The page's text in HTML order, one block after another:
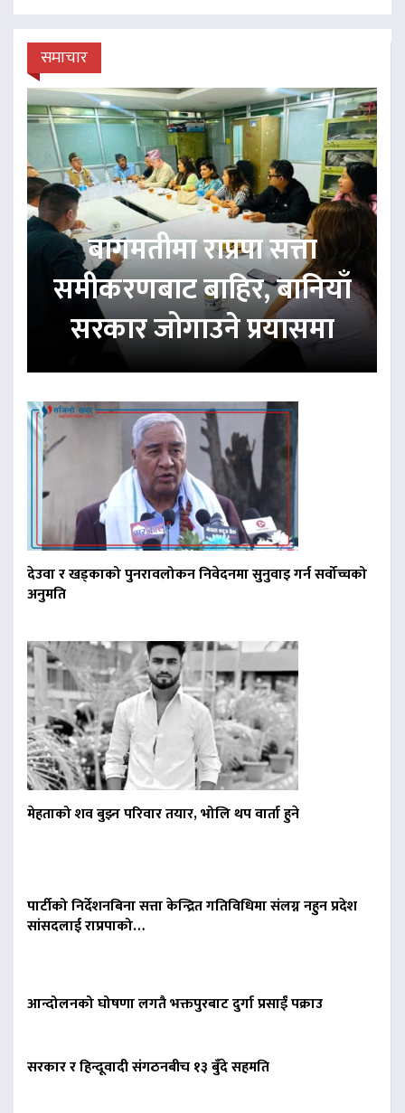
समाचार
बागमतीमा राप्रपा सत्ता
समीकरणबाट बाहिर, बानियाँ
सरकार जोगाउने प्रयासमा
देउवा र खड्काको पुनरावलोकन निवेदनमा सुनुवाइ गर्न सर्वोच्चको
अनुमति
मेहताको शव बुझ्न परिवार तयार, भोलि थप वार्ता हुने
पार्टीको निर्देशनबिना सत्ता केन्द्रित गतिविधिमा संलग्न नहुन प्रदेश
सांसदलाई राप्रपाको…
आन्दोलनको घोषणा लगतै भक्तपुरबाट दुर्गा प्रसाईं पक्राउ
सरकार र हिन्दूवादी संगठनबीच १३ बुँदे सहमति